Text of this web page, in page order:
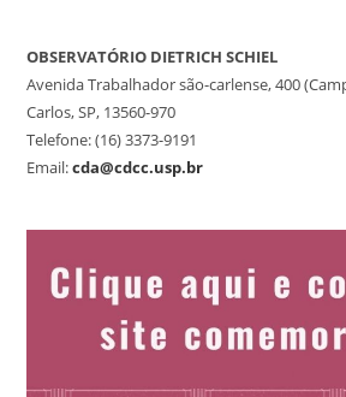
OBSERVATÓRIO DIETRICH SCHIEL
Avenida Trabalhador são-carlense, 400
Carlos, SP, 13560-970
Telefone: (16) 3373-9191
Email:cda@cdcc.usp.br